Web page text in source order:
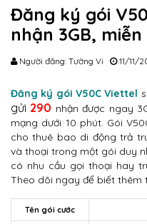
Đăng ký gói
nhận 3GB,
Người đăng: Tường Vi 11/11/
Đăng ký gói V50C Viettel
gửi 290 nhận được ngay
mạng dưới 10 phút. Gói
cho thuê bao di động trả
và thoại trong một gói duy
có nhu cầu gọi thoại hay
Theo dõi ngay để biết thêm
Tên gói cước